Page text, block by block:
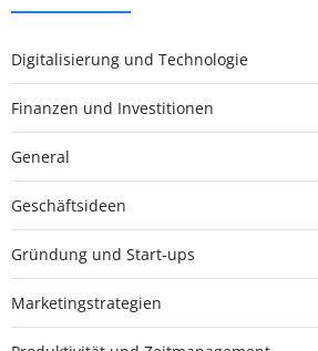
Digitalisierung und Technologie
Finanzen und Investitionen
General
Geschäftsideen
Gründung und Start-ups
Marketingstrategien